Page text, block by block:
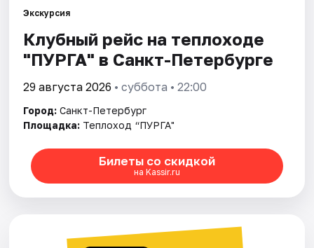
Города
Площадки
Рейтинги
Экскурсия
Клубный рейс на теплоходе
"ПУРГА" в Санкт-Петербурге
29 августа 2026 • суббота • 22:00
Город: Санкт-Петербург
Площадка: Теплоход “ПУРГА"
Билеты со скидкой
на Kassir.ru